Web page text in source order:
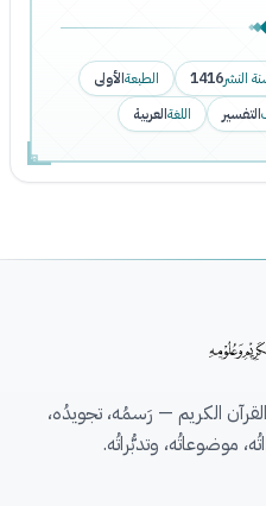
النشر1416 الطبعةالأولى
التفسير اللغةالعربية
الكريم — رَسمُه، تجويدُه،
موضوعاتُه، وتدبُّراتُه.